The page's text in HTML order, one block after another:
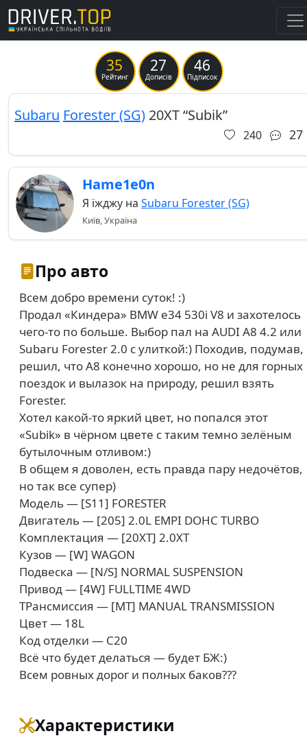
35
Рейтинг
27
Дописів
46
Підписок
Subaru Forester (SG) 20ХТ “Subik”
240 27
Hame1e0n
Я їжджу на Subaru Forester (SG)
Київ, Україна
Про авто
Всем добро времени суток! :)
Продал «Киндера» BMW e34 530i V8 и захотелось
чего-то по больше. Выбор пал на AUDI A8 4.2 или
Subaru Forester 2.0 с улиткой:) Походив, подумав,
решил, что А8 конечно хорошо, но не для горных
поездок и вылазок на природу, решил взять
Forester.
Хотел какой-то яркий цвет, но попался этот
«Subik» в чёрном цвете с таким темно зелёным
бутылочным отливом:)
В общем я доволен, есть правда пару недочётов,
но так все супер)
Модель — [S11] FORESTER
Двигатель — [205] 2.0L EMPI DOHC TURBO
Комплектация — [20XT] 2.0XT
Кузов — [W] WAGON
Подвеска — [N/S] NORMAL SUSPENSION
Привод — [4W] FULLTIME 4WD
ТРансмиссия — [MT] MANUAL TRANSMISSION
Цвет — 18L
Код отделки — C20
Всё что будет делаться — будет БЖ:)
Всем ровных дорог и полных баков???
Характеристики